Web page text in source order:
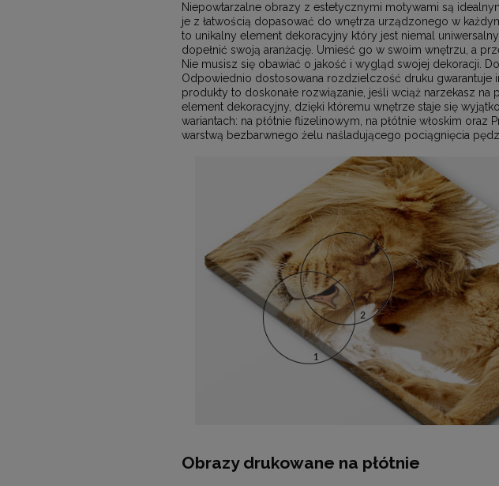
Niepowtarzalne obrazy z estetycznymi motywami są
je z łatwością dopasować do wnętrza urządzonego w
to unikalny element dekoracyjny który jest niemal
dopełnić swoją aranżację. Umieść go w swoim wnętrzu, a
Nie musisz się obawiać o jakość i wygląd swojej dekoracji.
Odpowiednio dostosowana rozdzielczość druku
produkty to doskonałe rozwiązanie, jeśli wciąż narzekasz na
element dekoracyjny, dzięki któremu wnętrze staje się
wariantach: na płótnie flizelinowym, na płótnie włoskim
warstwą bezbarwnego żelu naśladującego pociągnięcia
Obrazy drukowane na płótnie